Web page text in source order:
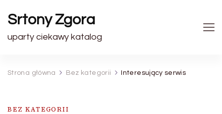
Srtony Zgora
uparty ciekawy katalog
Strona główna Bez kategorii Interesujący serwis
BEZ KATEGORII